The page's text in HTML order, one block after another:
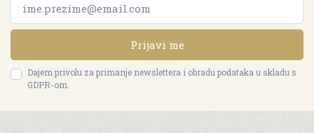
Prijavi me
Dajem privolu za primanje newslettera i obradu podataka u skladu s
GDPR-om.